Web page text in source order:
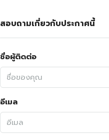
สอบถามเกี่ยวกับประกาศนี้
ชื่อผู้ติดต่อ
อีเมล